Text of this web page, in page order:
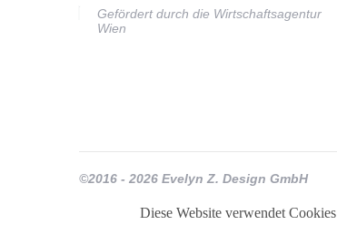
Diese Website verwendet
Gefördert durch die Wirtschaftsagentur
Wien
©2016 - 2026 Evelyn Z. Design GmbH